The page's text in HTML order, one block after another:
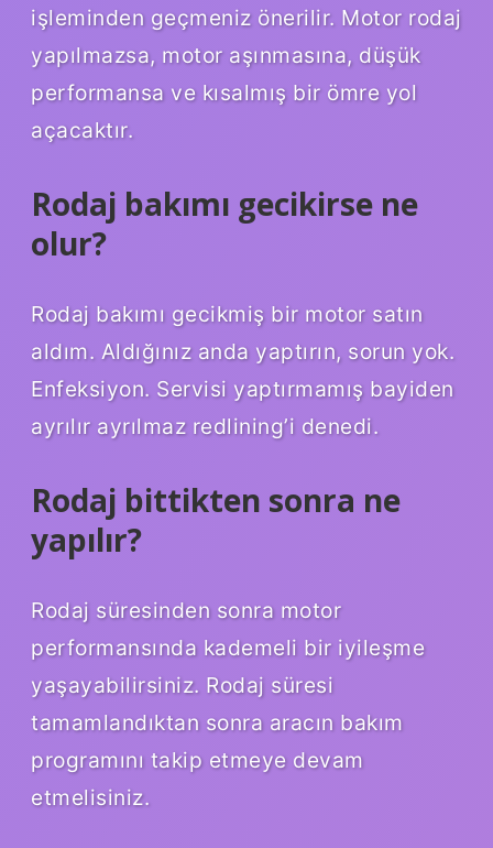
işleminden geçmeniz önerilir. Motor rodaj
yapılmazsa, motor aşınmasına, düşük
performansa ve kısalmış bir ömre yol
açacaktır.
Rodaj bakımı gecikirse ne
olur?
Rodaj bakımı gecikmiş bir motor satın
aldım. Aldığınız anda yaptırın, sorun yok.
Enfeksiyon. Servisi yaptırmamış bayiden
ayrılır ayrılmaz redlining’i denedi.
Rodaj bittikten sonra ne
yapılır?
Rodaj süresinden sonra motor
performansında kademeli bir iyileşme
yaşayabilirsiniz. Rodaj süresi
tamamlandıktan sonra aracın bakım
programını takip etmeye devam
etmelisiniz.